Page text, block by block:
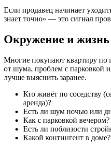
Если продавец начинает
знает точно» — это сигнал
Окружение и
Многие покупают квартиру по
от шума, проблем с парковкой
лучше выяснить заранее.
Кто живёт по соседству
аренда)?
Есть ли шум ночью или
Как с парковкой вечером?
Есть ли поблизости
Какой контингент в доме?